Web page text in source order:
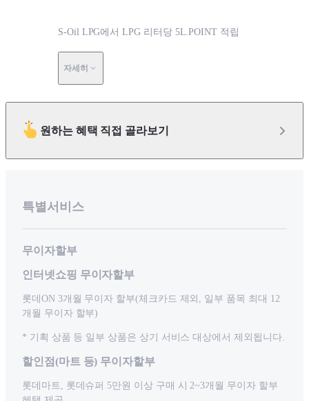
S-Oil LPG에서 LPG 리터당 5L.POINT 적립
자세히
원하는 혜택 직접 골라보기
특별서비스
무이자할부
인터넷쇼핑 무이자할부
롯데ON 3개월 무이자 할부(체크카드 제외, 일부 품목 최대 12
개월 무이자 할부)
* 기획 상품 등 일부 상품은 상기 서비스 대상에서 제외됩니다.
할인점(마트 등) 무이자할부
롯데마트, 롯데슈퍼 5만원 이상 구매 시 2~3개월 무이자 할부